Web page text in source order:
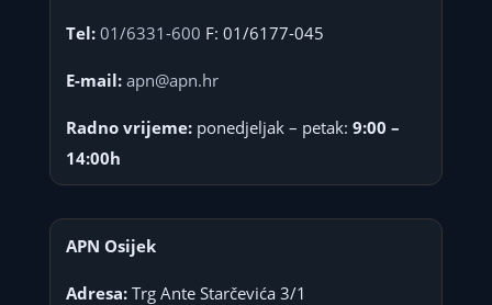
Tel: 01/6331-600 F: 01/6177-045
E-mail: apn@apn.hr
Radno vrijeme:ponedjeljak – petak: 9:00 –
14:00h
APN Osijek
Adresa:Trg Ante Starčevića 3/1